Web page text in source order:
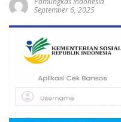
September 6, 2025